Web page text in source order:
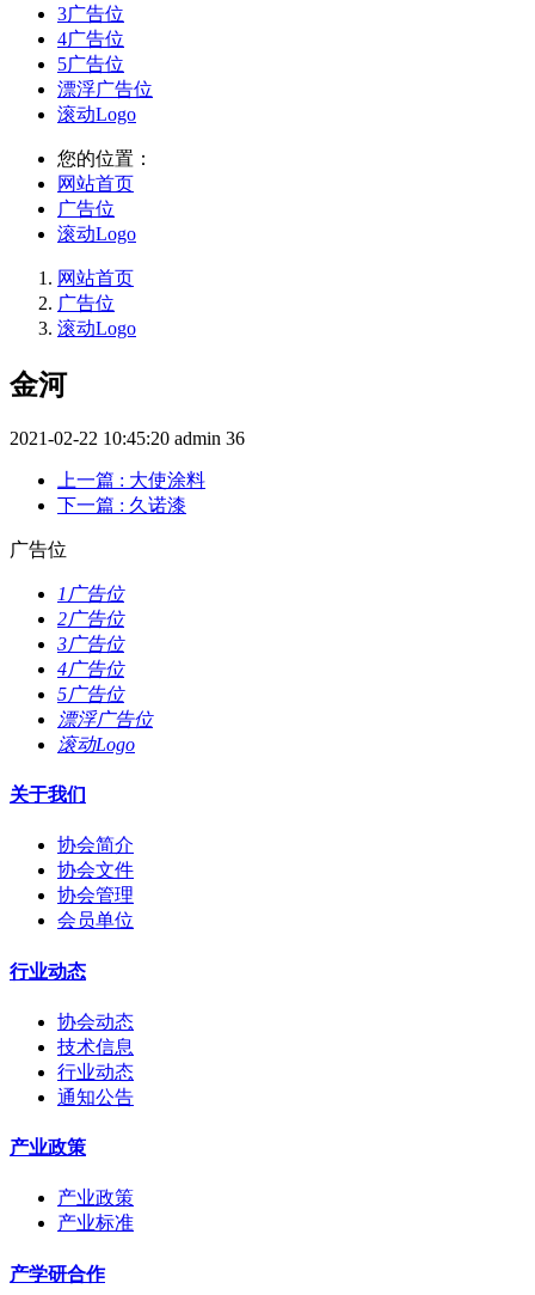
3广告位
4广告位
5广告位
漂浮广告位
滚动Logo
您的位置：
网站首页
广告位
滚动Logo
网站首页
广告位
滚动Logo
金河
2021-02-22 10:45:20 admin 36
上一篇 : 大使涂料
下一篇 : 久诺漆
广告位
1广告位
2广告位
3广告位
4广告位
5广告位
漂浮广告位
滚动Logo
关于我们
协会简介
协会文件
协会管理
会员单位
行业动态
协会动态
技术信息
行业动态
通知公告
产业政策
产业政策
产业标准
产学研合作